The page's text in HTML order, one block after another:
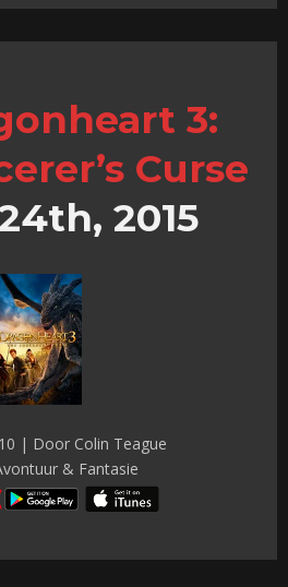
3:
Curse
2015
| Door Colin Teague
& Fantasie